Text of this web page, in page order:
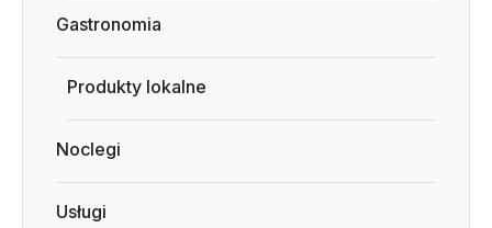
Gastronomia
Produkty lokalne
Noclegi
Usługi